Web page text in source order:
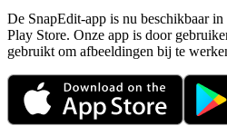
De SnapEdit-app is nu beschikbaar
Play Store. Onze app is door
gebruikt om afbeeldingen bij te